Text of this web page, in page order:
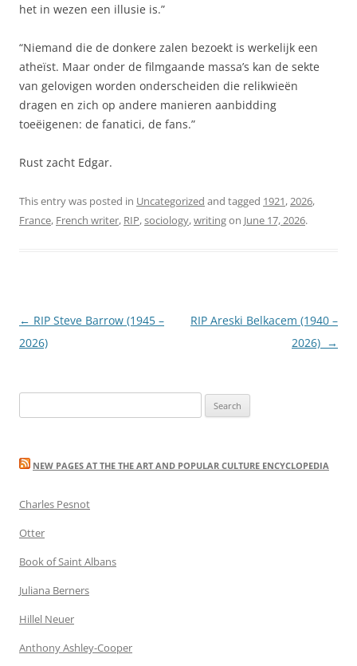
het in wezen een illusie is.”
“Niemand die de donkere zalen bezoekt is werkelijk een
atheïst. Maar onder de filmgaande massa’s kan de sekte
van gelovigen worden onderscheiden die relikwieën
dragen en zich op andere manieren aanbidding
toeëigenen: de fanatici, de fans.”
Rust zacht Edgar.
This entry was posted in Uncategorized and tagged 1921,2026,
France, French writer, RIP,sociology,writingon June 17, 2026.
Post
navigation
← RIP Steve Barrow (1945 –
2026)
RIP Areski Belkacem (1940 –
2026) →
for:
NEW PAGES AT THE THE ART AND POPULAR CULTURE ENCYCLOPEDIA
Charles Pesnot
Otter
Book of Saint Albans
Juliana Berners
Hillel Neuer
Anthony Ashley-Cooper